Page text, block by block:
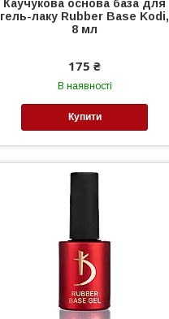
Каучукова основа база для
гель-лаку Rubber Base Kodi,
8 мл
175 ₴
В наявності
Купити